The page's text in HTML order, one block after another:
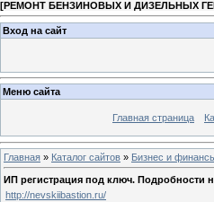
[РЕМОНТ БЕНЗИНОВЫХ И ДИЗЕЛЬНЫХ
Вход на сайт
Меню сайта
Главная страница
Главная » Каталог сайтов » Бизнес и
ИП регистрация под ключ. Подробности
http://nevskiibastion.ru/